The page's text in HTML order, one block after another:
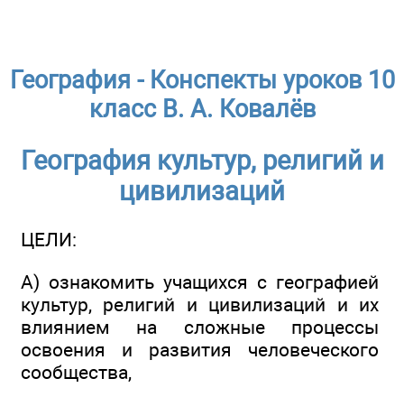
География - Конспекты уроков 10
класс В. А. Ковалёв
География культур, религий и
цивилизаций
ЦЕЛИ:
А) ознакомить учащихся с географией
культур, религий и цивилизаций и их
влиянием на сложные процессы
освоения и развития человеческого
сообщества,